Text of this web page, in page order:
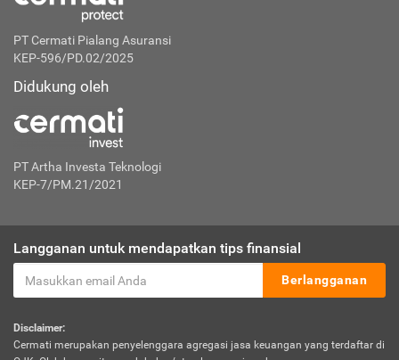
PT Cermati Pialang Asuransi
KEP-596/PD.02/2025
Didukung oleh
PT Artha Investa Teknologi
KEP-7/PM.21/2021
Langganan untuk mendapatkan tips finansial
Berlangganan
Disclaimer:
Cermati merupakan penyelenggara agregasi jasa keuangan yang terdaftar di